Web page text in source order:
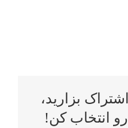
بزارید،
انتخاب کن!